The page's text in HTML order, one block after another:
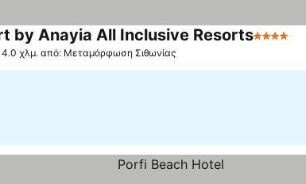
by Anayia All Inclusive Resorts4 Αστέρια
4.0 χλμ. από: Μεταμόρφωση Σιθωνίας